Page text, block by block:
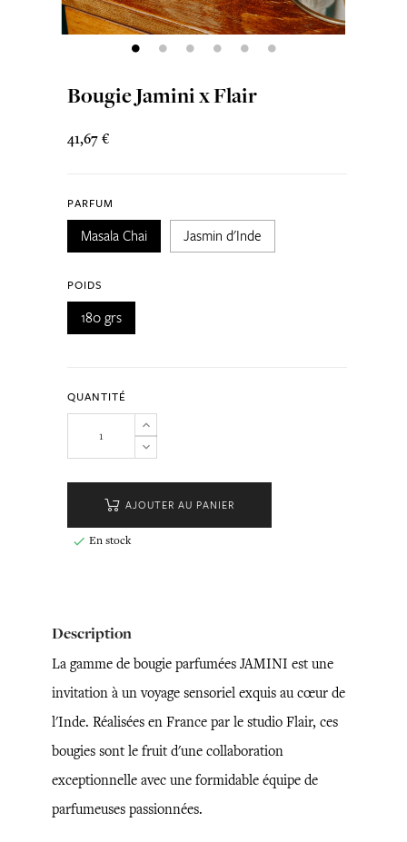
Bougie Jamini x Flair
41,67 €
PARFUM
Masala Chai Jasmin d'Inde
POIDS
180 grs
QUANTITÉ
AJOUTER AU PANIER
 En stock
Description
La gamme de bougie parfumées JAMINI est une
invitation à un voyage sensoriel exquis au cœur de
l'Inde. Réalisées en France par le studio Flair, ces
bougies sont le fruit d'une collaboration
exceptionnelle avec une formidable équipe de
parfumeuses passionnées.